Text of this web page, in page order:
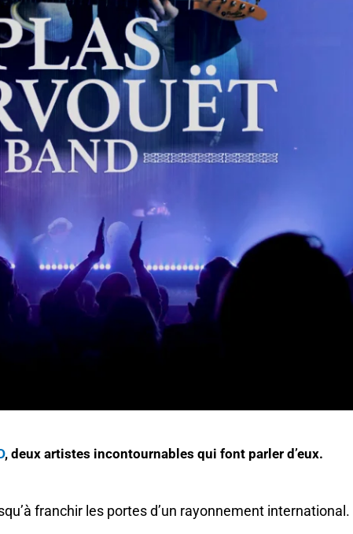
, deux artistes incontournables qui font parler d’eux.
franchir les portes d’un rayonnement international.